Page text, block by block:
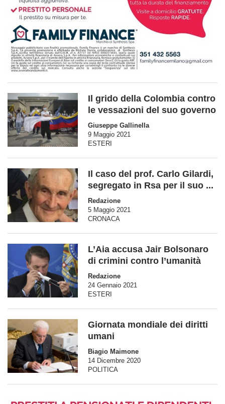
Il grido della Colombia contro
le vessazioni del suo governo
Giuseppe Gallinella
9 Maggio 2021
ESTERI
Il caso del prof. Carlo Gilardi,
segregato in Rsa per il suo ...
Redazione
5 Maggio 2021
CRONACA
L’Aia accusa Jair Bolsonaro
di crimini contro l’umanità
Redazione
24 Gennaio 2021
ESTERI
Giornata mondiale dei diritti
umani
Biagio Maimone
14 Dicembre 2020
POLITICA